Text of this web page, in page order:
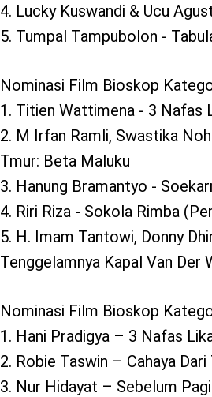
4. Lucky Kuswandi & Ucu
5. Tumpal Tampubolon -
Nominasi Film Bioskop
1. Titien Wattimena - 3 Nafas
2. M Irfan Ramli, Swastika
Tmur: Beta Maluku
3. Hanung Bramantyo -
4. Riri Riza - Sokola Rimba
5. H. Imam Tantowi, Donny
Tenggelamnya Kapal Van Der
Nominasi Film Bioskop
1. Hani Pradigya – 3 Nafas
2. Robie Taswin – Cahaya
3. Nur Hidayat – Sebelum